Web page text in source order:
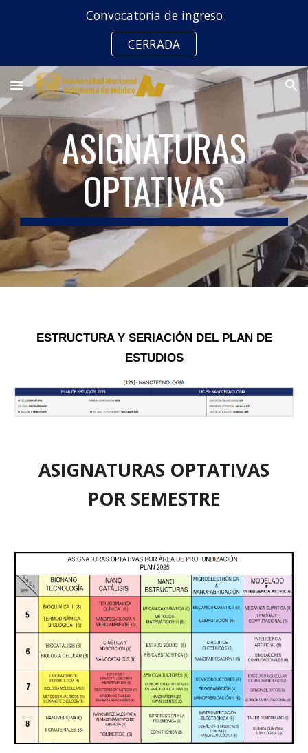
Convocatoria de ingreso
CERRADA
ASIGNATURAS
OPTATIVAS
ESTRUCTURA Y SERIACIÓN DEL PLAN DE
ESTUDIOS
ASIGNATURAS OPTATIVAS
POR SEMESTRE